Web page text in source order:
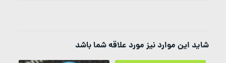
شاید این موارد نیز مورد علاقه شما باشد